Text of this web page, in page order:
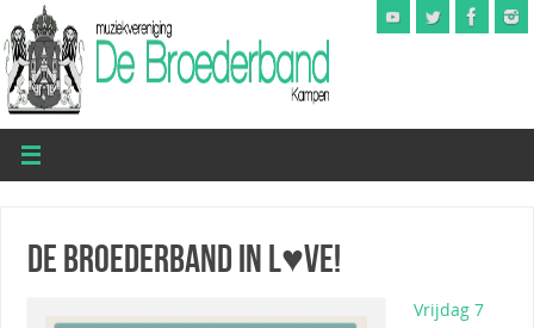
De Broederband in L♥VE!
Vrijdag 7